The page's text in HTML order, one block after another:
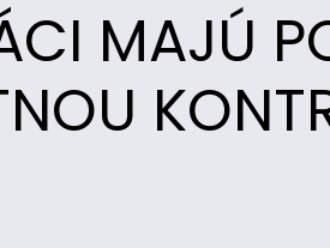
MAJÚ